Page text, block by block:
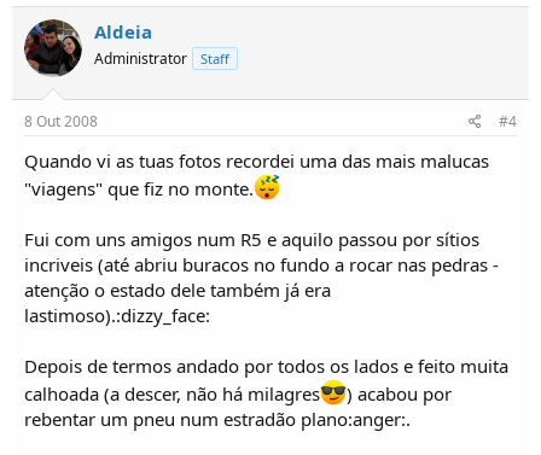
Aldeia
Administrator Staff
8 Out 2008 #4
Quando vi as tuas fotos recordei uma das mais malucas
"viagens" que fiz no monte.
Fui com uns amigos num R5 e aquilo passou por sítios
incriveis (até abriu buracos no fundo a rocar nas pedras -
atenção o estado dele também já era
lastimoso).:dizzy_face:
Depois de termos andado por todos os lados e feito muita
calhoada (a descer, não há milagres
) acabou por
rebentar um pneu num estradão plano:anger:.